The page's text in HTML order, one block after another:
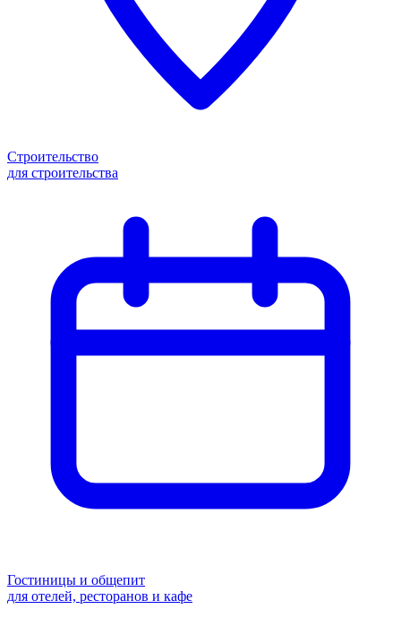
Строительство
для строительства
Гостиницы и общепит
для отелей, ресторанов и кафе